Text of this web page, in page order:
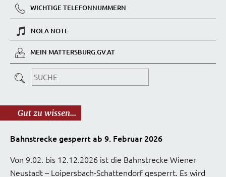
WICHTIGE TELEFONNUMMERN
NOLA NOTE
MEIN MATTERSBURG.GV.AT
Gut zu wissen...
Bahnstrecke gesperrt ab 9. Februar 2026
Von 9.02. bis 12.12.2026 ist die Bahnstrecke Wiener
Neustadt – Loipersbach-Schattendorf gesperrt. Es wird